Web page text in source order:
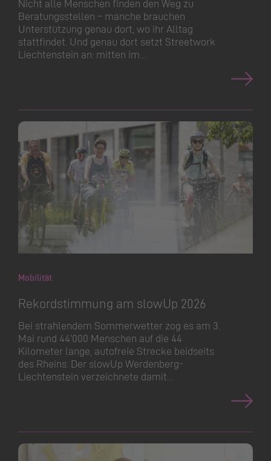
Nicht alle Menschen finden den Weg zu
Beratungsstellen – manche brauchen
Unterstützung genau dort, wo ihr Alltag
stattfindet. Und genau dort setzt Streetwork
Liechtenstein an: mitten im…
Mobilität
Rekordstimmung am slowUp 2026
Bei strahlendem Sommerwetter zog es am 3.
Mai rund 44’000 Menschen auf die 44
Kilometer lange, autofreie Strecke beidseits
des Rheins. Der slowUp Werdenberg-
Liechtenstein verzeichnete damit…